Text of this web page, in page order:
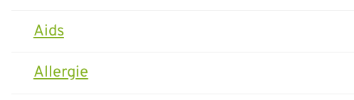
Aids
Allergie